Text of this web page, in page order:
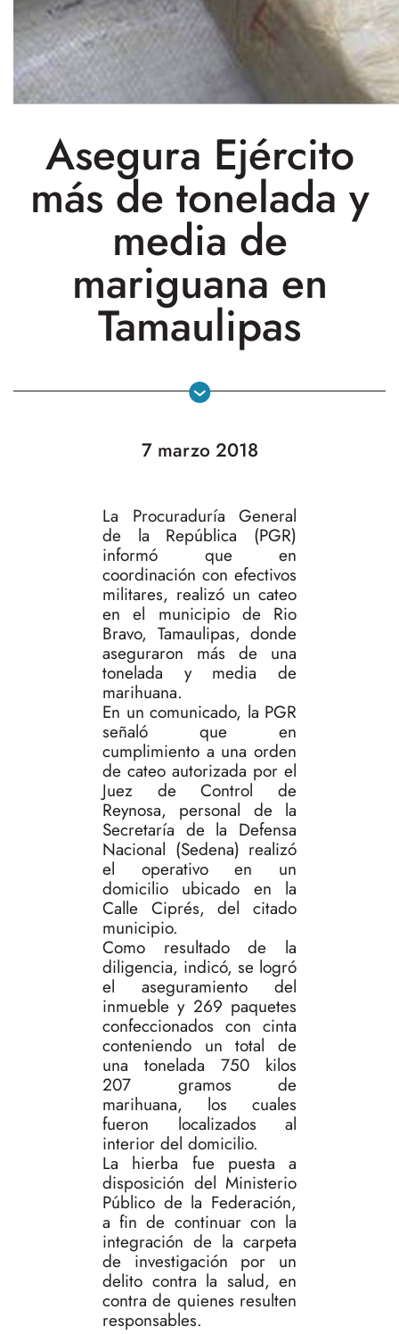
Asegura Ejército
más de tonelada y
media de
mariguana en
Tamaulipas
7 marzo 2018
La Procuraduría General
de la República (PGR)
informó que en
coordinación con efectivos
militares, realizó un cateo
en el municipio de Rio
Bravo, Tamaulipas, donde
aseguraron más de una
tonelada y media de
marihuana.
En un comunicado, la PGR
señaló que en
cumplimiento a una orden
de cateo autorizada por el
Juez de Control de
Reynosa, personal de la
Secretaría de la Defensa
Nacional (Sedena) realizó
el operativo en un
domicilio ubicado en la
Calle Ciprés, del citado
municipio.
Como resultado de la
diligencia, indicó, se logró
el aseguramiento del
inmueble y 269 paquetes
confeccionados con cinta
conteniendo un total de
una tonelada 750 kilos
207 gramos de
marihuana, los cuales
fueron localizados al
interior del domicilio.
La hierba fue puesta a
disposición del Ministerio
Público de la Federación,
a fin de continuar con la
integración de la carpeta
de investigación por un
delito contra la salud, en
contra de quienes resulten
responsables.